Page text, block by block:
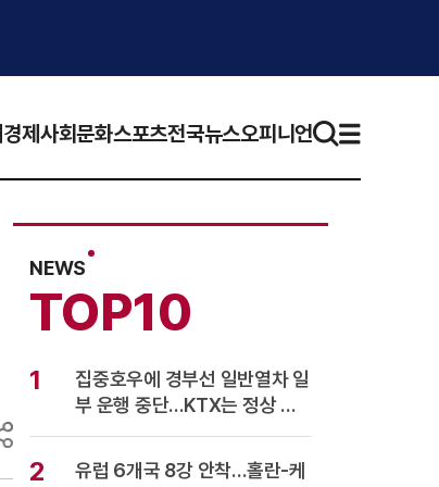
경제사회문화스포츠전국뉴스오피니언
NEWS
TOP10
1
집중호우에 경부선 일반열차 일
부 운행 중단…KTX는 정상 운
행
2
유럽 6개국 8강 안착…홀란-케